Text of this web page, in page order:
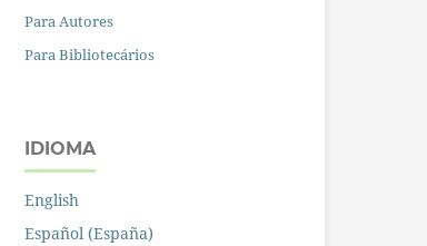
Para Autores
Para Bibliotecários
IDIOMA
English
Español (España)